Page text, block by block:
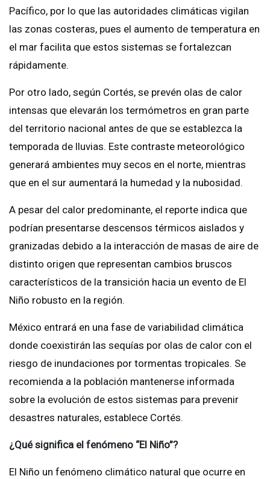
Pacífico, por lo que las autoridades climáticas vigilan
las zonas costeras, pues el aumento de temperatura en
el mar facilita que estos sistemas se fortalezcan
rápidamente.
Por otro lado, según Cortés, se prevén olas de calor
intensas que elevarán los termómetros en gran parte
del territorio nacional antes de que se establezca la
temporada de lluvias. Este contraste meteorológico
generará ambientes muy secos en el norte, mientras
que en el sur aumentará la humedad y la nubosidad.
A pesar del calor predominante, el reporte indica que
podrían presentarse descensos térmicos aislados y
granizadas debido a la interacción de masas de aire de
distinto origen que representan cambios bruscos
característicos de la transición hacia un evento de El
Niño robusto en la región.
México entrará en una fase de variabilidad climática
donde coexistirán las sequías por olas de calor con el
riesgo de inundaciones por tormentas tropicales. Se
recomienda a la población mantenerse informada
sobre la evolución de estos sistemas para prevenir
desastres naturales, establece Cortés.
¿Qué significa el fenómeno “El Niño”?
El Niño un fenómeno climático natural que ocurre en